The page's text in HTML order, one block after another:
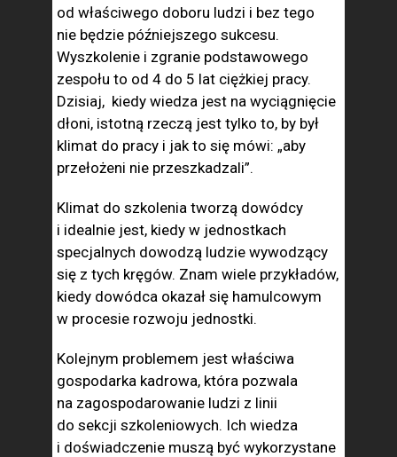
od właściwego doboru ludzi i bez tego
nie będzie późniejszego sukcesu.
Wyszkolenie i zgranie podstawowego
zespołu to od 4 do 5 lat ciężkiej pracy.
Dzisiaj, kiedy wiedza jest na wyciągnięcie
dłoni, istotną rzeczą jest tylko to, by był
klimat do pracy i jak to się mówi: „aby
przełożeni nie przeszkadzali”.
Klimat do szkolenia tworzą dowódcy
i idealnie jest, kiedy w jednostkach
specjalnych dowodzą ludzie wywodzący
się z tych kręgów. Znam wiele przykładów,
kiedy dowódca okazał się hamulcowym
w procesie rozwoju jednostki.
Kolejnym problemem jest właściwa
gospodarka kadrowa, która pozwala
na zagospodarowanie ludzi z linii
do sekcji szkoleniowych. Ich wiedza
i doświadczenie muszą być wykorzystane